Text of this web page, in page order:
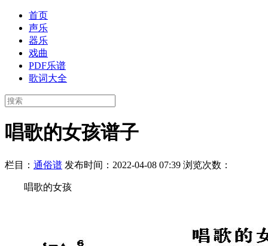
首页
声乐
器乐
戏曲
PDF乐谱
歌词大全
唱歌的女孩谱子
栏目： 通俗谱 发布时间：2022-04-08 07:39 浏览次数：
唱歌的女孩